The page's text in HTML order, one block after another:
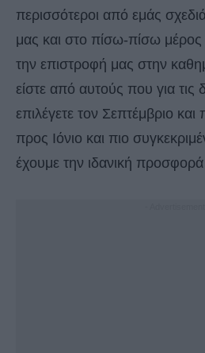
περισσότεροι από εμάς
μας και στο πίσω-πίσω
την επιστροφή μας στην
είστε από αυτούς που για τις
επιλέγετε τον Σεπτέμβριο και
προς Ιόνιο και πιο
έχουμε την ιδανική προσφορά